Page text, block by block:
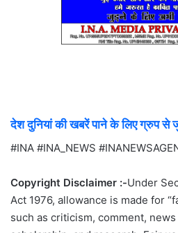
देश दुनियां की खबरें पाने के लिए ग्रुप से
#INA #INA_NEWS
Copyright Disclaimer :-Under
Act 1976, allowance is made for
such as criticism, comment,